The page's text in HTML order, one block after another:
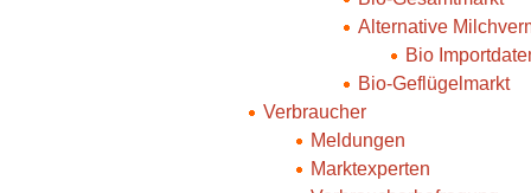
Alternative
Bio
Bio-Geflügelmarkt
Verbraucher
Meldungen
Marktexperten